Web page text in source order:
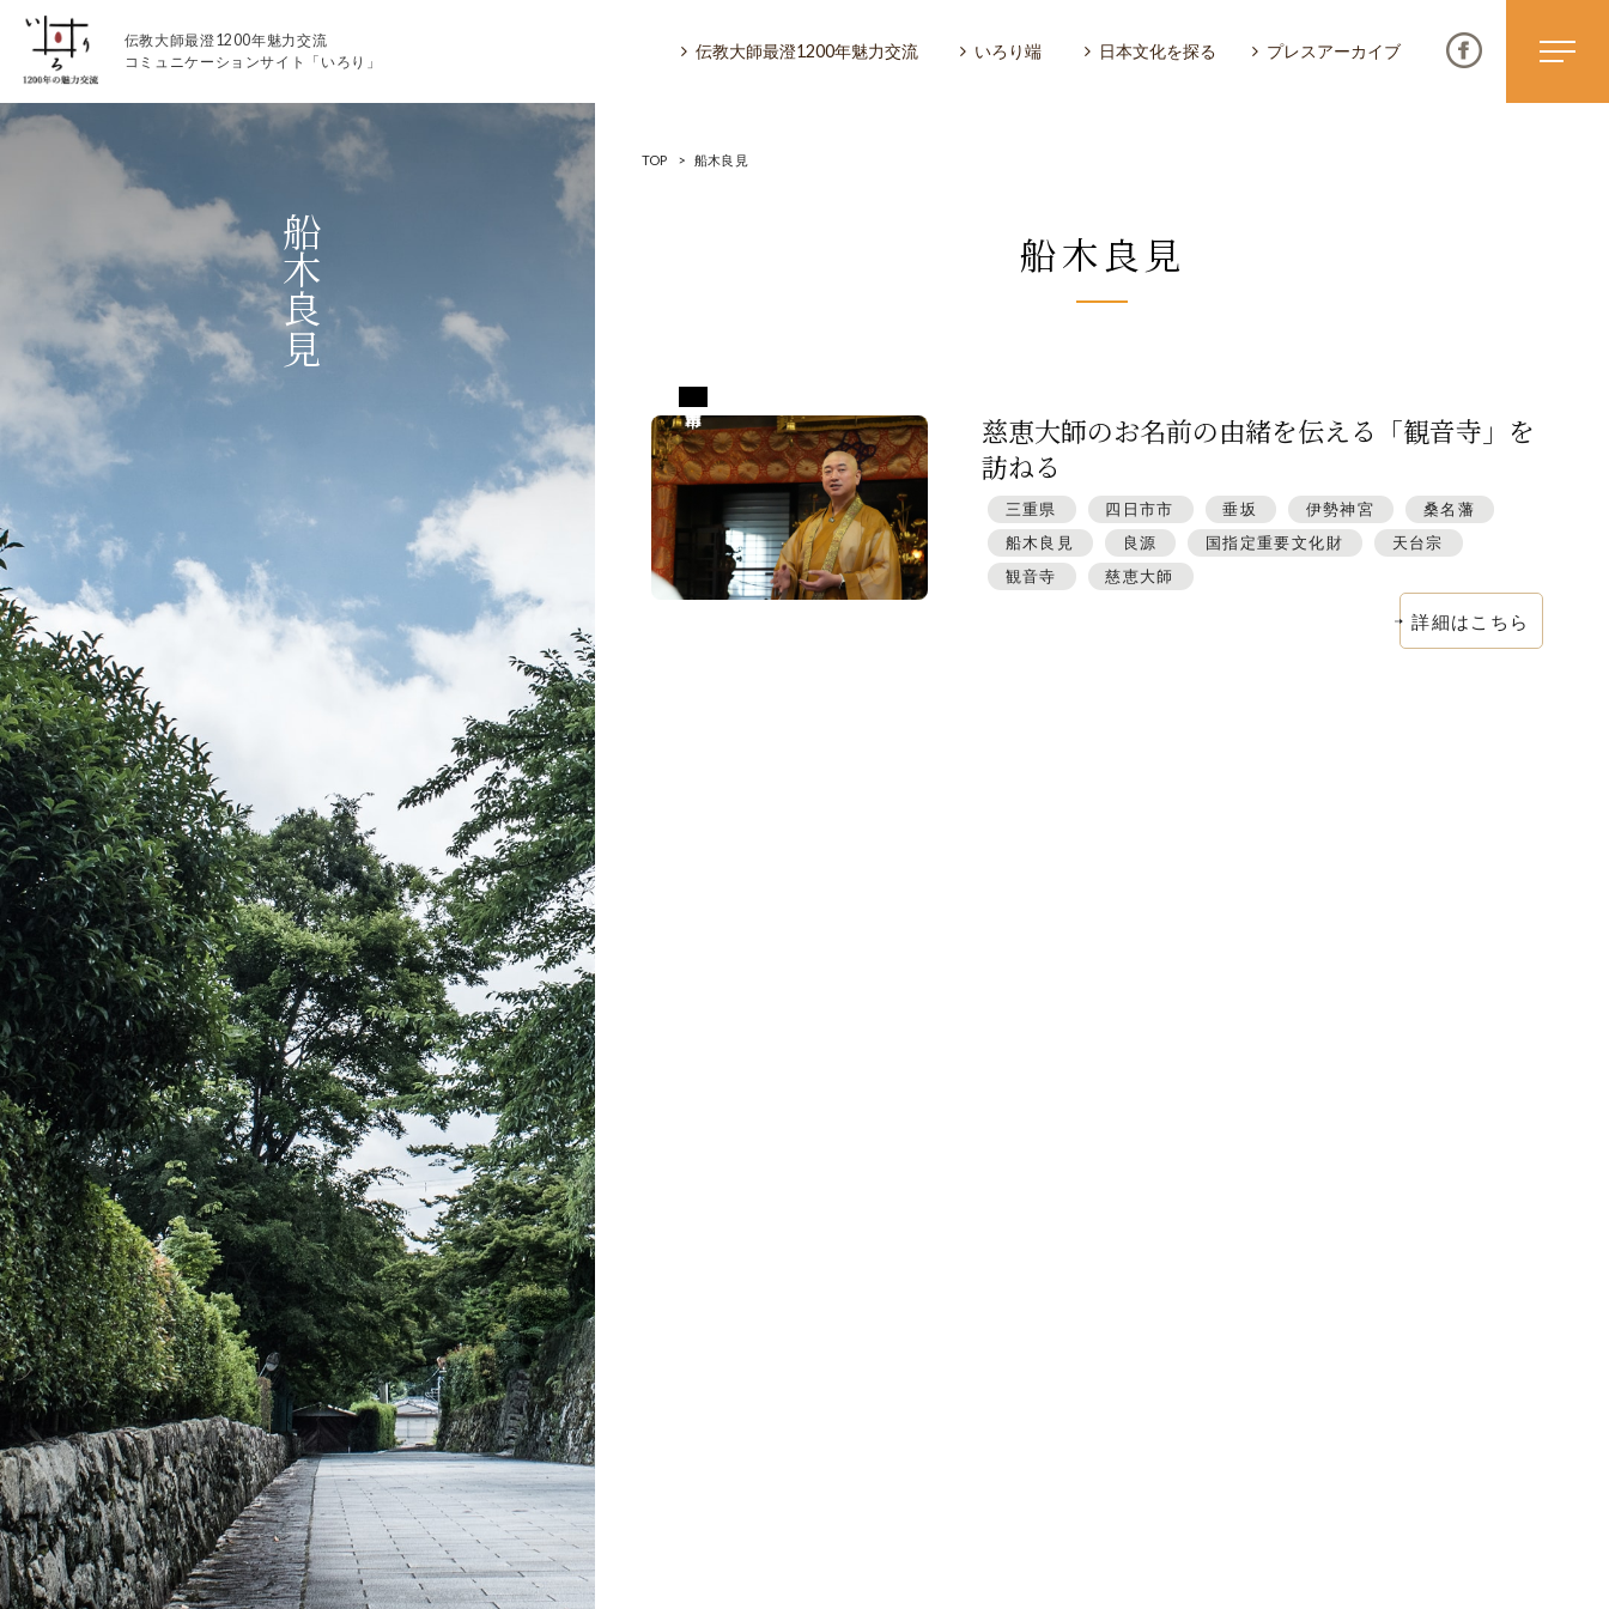
伝教大師最澄1200年魅力交流
コミュニケーションサイト「いろり」
伝教大師最澄1200年魅力交流 いろり端 日本文化を探る プレスアーカイブ
伝教大師最澄1200年魅力交流
いろりとは
伝教大師最澄とは（デジタルパンフレット）
伝教大師最澄とは（PDFダウンロード）
探訪「1200年の魅力交流」
日本文化を探る
プレスアーカイブ
お問い合わせ
船木良見
TOP > 船木良見
船木良見
慈恵大師のお名前の由緒を伝える「観音寺」を
訪ねる
三重県 四日市市 垂坂 伊勢神宮
桑名藩
船木良見
良源 国指定重要文化財
天台宗
観音寺
慈恵大師
詳細はこちら